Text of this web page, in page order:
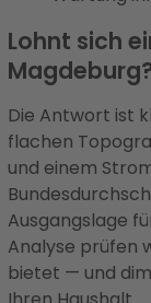
Lohnt sich
Die Antwort ist
flachen
und einem
Ausgangslage
Analyse prüfen
bietet — und